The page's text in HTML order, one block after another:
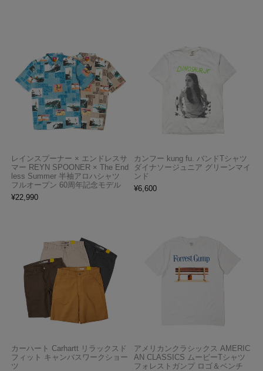
レインスプーナー × エンドレスサ
マー REYN SPOONER × The End
less Summer 半袖アロハシャツ
フルオープン 60周年記念モデル
¥22,990
カンフー kung fu. バンドTシャツ
ダイナソージュニア グリーンマイ
ンド
¥6,600
カーハート Carhartt リラックスド
フィット キャンバスワークショー
ツ
アメリカンクラシックス AMERIC
AN CLASSICS ムービーTシャツ
フォレストガンプ ロゴ＆ベンチ